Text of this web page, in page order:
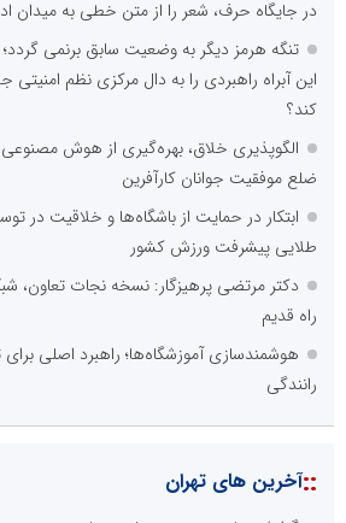
در جایگاه حرف، شعر را از متن خطی به میدان
تنگه هرمز دیگر به وضعیت سابق برنمی
این آبراه راهبردی را به دال مرکزی نظم
کند؟
الگوپذیری خلاق، بهره‌گیری از هوش
ضلع موفقیت جوانان کارآفرین
ابتکار در حمایت از باشگاه‌ها و خلاقیت در
طلایی پیشرفت ورزش کشور
دکتر مرتضی پرهیزگار: نسخه نجات تعاون،
راه قدیم
هوشمندسازی آموزشگاه‌ها؛ راهبرد اصلی
رانندگی
::آخرین های تهران